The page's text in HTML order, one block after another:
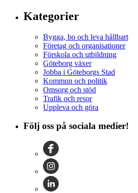
Kategorier
Bygga, bo och leva hållbart
Företag och organisationer
Förskola och utbildning
Göteborg växer
Jobba i Göteborgs Stad
Kommun och politik
Omsorg och stöd
Trafik och resor
Uppleva och göra
Följ oss på sociala medier!